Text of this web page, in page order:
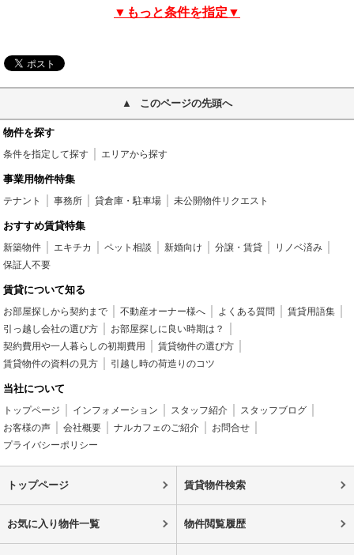
▼もっと条件を指定▼
このページの先頭へ
物件を探す
条件を指定して探す エリアから探す
事業用物件特集
テナント 事務所 貸倉庫・駐車場 未公開物件リクエスト
おすすめ賃貸特集
新築物件 エキチカ ペット相談 新婚向け 分譲・賃貸
リノベ済み
保証人不要
賃貸について知る
お部屋探しから契約まで 不動産オーナー様へ よくある質問
賃貸用語集
引っ越し会社の選び方
お部屋探しに良い時期は？
契約費用や一人暮らしの初期費用
賃貸物件の選び方
賃貸物件の資料の見方
引越し時の荷造りのコツ
当社について
トップページ インフォメーション スタッフ紹介
スタッフブログ
お客様の声
会社概要 ナルカフェのご紹介
お問合せ
プライバシーポリシー
トップページ 賃貸物件検索
お気に入り物件一覧 物件閲覧履歴